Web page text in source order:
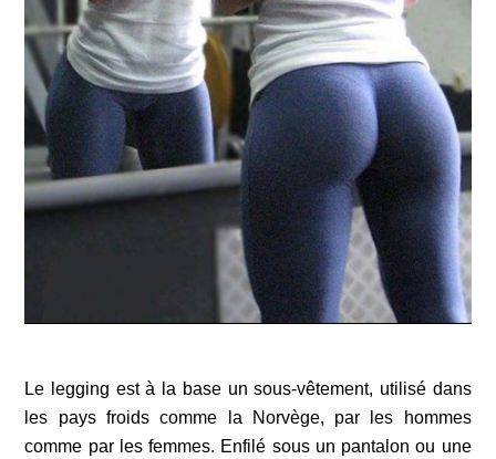
Le legging est à la base un sous-vêtement, utilisé dans
les pays froids comme la Norvège, par les hommes
comme par les femmes. Enfilé sous un pantalon ou une